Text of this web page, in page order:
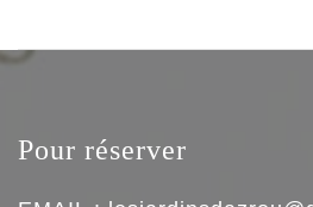
Pour réserver